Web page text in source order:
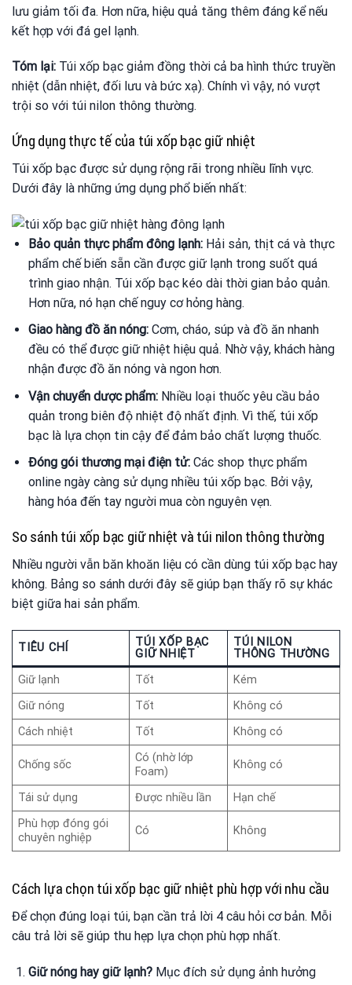
lưu giảm tối đa. Hơn nữa, hiệu quả tăng thêm đáng kể nếu
kết hợp với đá gel lạnh.
Tóm lại: Túi xốp bạc giảm đồng thời cả ba hình thức truyền
nhiệt (dẫn nhiệt, đối lưu và bức xạ). Chính vì vậy, nó vượt
trội so với túi nilon thông thường.
Ứng dụng thực tế của túi xốp bạc giữ nhiệt
Túi xốp bạc được sử dụng rộng rãi trong nhiều lĩnh vực.
Dưới đây là những ứng dụng phổ biến nhất:
Bảo quản thực phẩm đông lạnh:Hải sản, thịt cá và thực
phẩm chế biến sẵn cần được giữ lạnh trong suốt quá
trình giao nhận. Túi xốp bạc kéo dài thời gian bảo quản.
Hơn nữa, nó hạn chế nguy cơ hỏng hàng.
Giao hàng đồ ăn nóng:Cơm, cháo, súp và đồ ăn nhanh
đều có thể được giữ nhiệt hiệu quả. Nhờ vậy, khách hàng
nhận được đồ ăn nóng và ngon hơn.
Vận chuyển dược phẩm:Nhiều loại thuốc yêu cầu bảo
quản trong biên độ nhiệt độ nhất định. Vì thế, túi xốp
bạc là lựa chọn tin cậy để đảm bảo chất lượng thuốc.
Đóng gói thương mại điện tử:Các shop thực phẩm
online ngày càng sử dụng nhiều túi xốp bạc. Bởi vậy,
hàng hóa đến tay người mua còn nguyên vẹn.
So sánh túi xốp bạc giữ nhiệt và túi nilon thông thường
Nhiều người vẫn băn khoăn liệu có cần dùng túi xốp bạc hay
không. Bảng so sánh dưới đây sẽ giúp bạn thấy rõ sự khác
biệt giữa hai sản phẩm.
TIÊU CHÍ
TÚI XỐP BẠC
GIỮ NHIỆT
TÚI NILON
THÔNG THƯỜNG
Giữ lạnh
Tốt
Kém
Giữ nóng
Tốt
Không có
Cách nhiệt
Tốt Không có
Chống sốc
Có (nhờ lớp
Foam)
Không có
Tái sử dụng Được nhiều lần
Hạn chế
Phù hợp đóng gói
chuyên nghiệp
Có Không
Cách lựa chọn túi xốp bạc giữ nhiệt phù hợp với nhu cầu
Để chọn đúng loại túi, bạn cần trả lời 4 câu hỏi cơ bản. Mỗi
câu trả lời sẽ giúp thu hẹp lựa chọn phù hợp nhất.
Giữ nóng hay giữ lạnh?Mục đích sử dụng ảnh hưởng